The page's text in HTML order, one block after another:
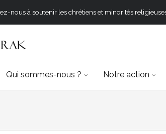
nous à soutenir les chrétiens et minorités
Qui sommes-nous ? Notre action